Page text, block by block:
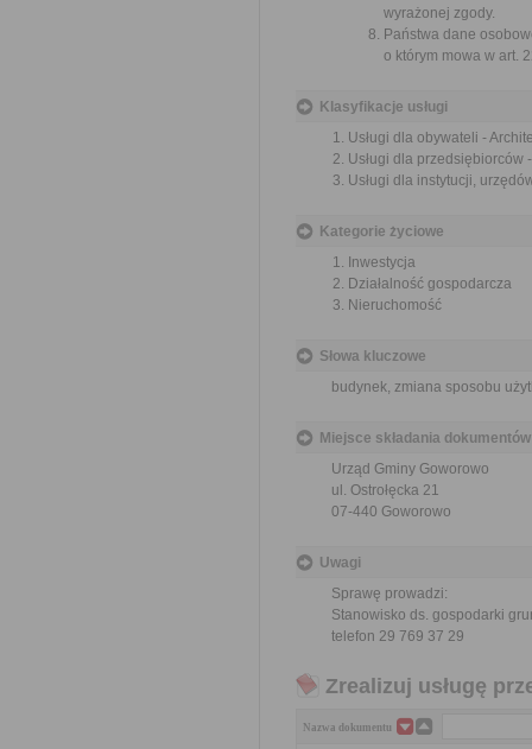
wyrażonej zgody.
Państwa dane
o którym mowa w art.
Klasyfikacje usługi
Usługi dla obywateli -
Usługi dla
Usługi dla instytucji,
Kategorie życiowe
Inwestycja
Działalność gospodarcza
Nieruchomość
Słowa kluczowe
budynek, zmiana sposobu
Miejsce składania dokumentów
Urząd Gminy Goworowo
ul. Ostrołęcka 21
07-440 Goworowo
Uwagi
Sprawę prowadzi:
Stanowisko ds. gospodarki
telefon 29 769 37 29
Zrealizuj usługę
Nazwa dokumentu